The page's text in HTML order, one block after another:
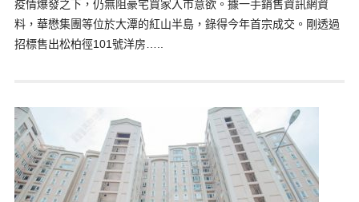
疫情爆發之下，仍無阻豪宅買家入市意欲。據一手銷售資訊網資
料，華懋集團等位於大潭的紅山半島，錄得今年首宗成交。剛透過
招標售出松柏徑101號洋房…..